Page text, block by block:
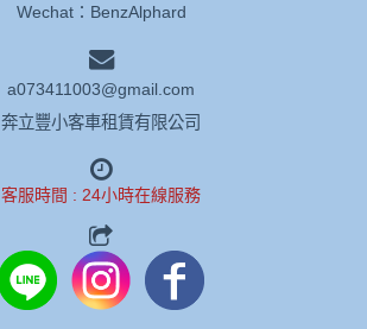
Wechat：BenzAlphard
a073411003@gmail.com
奔立豐小客車租賃有限公司
客服時間 : 24小時在線服務